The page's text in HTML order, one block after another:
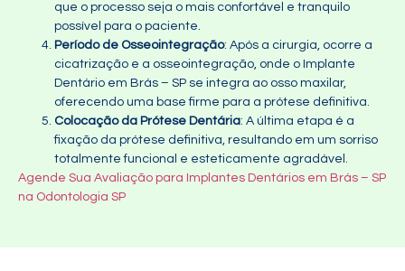
que o processo seja o mais confortável e tranquilo
possível para o paciente.
Período de Osseointegração: Após a cirurgia, ocorre a
cicatrização e a osseointegração, onde o Implante
Dentário em Brás – SP se integra ao osso maxilar,
oferecendo uma base firme para a prótese definitiva.
Colocação da Prótese Dentária: A última etapa é a
fixação da prótese definitiva, resultando em um sorriso
totalmente funcional e esteticamente agradável.
Agende Sua Avaliação para Implantes Dentários em Brás – SP
na Odontologia SP